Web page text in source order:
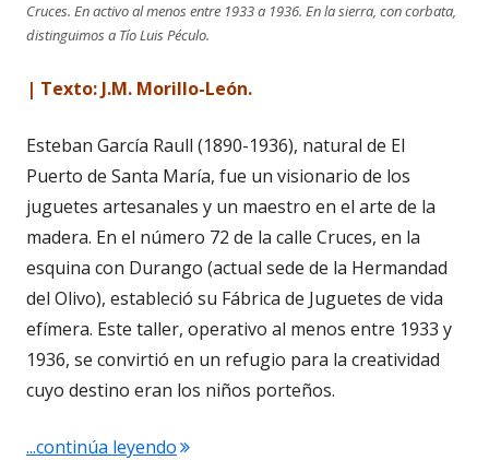
Cruces. En activo al menos entre 1933 a 1936. En la sierra, con corbata,
distinguimos a Tío Luis Péculo.
| Texto: J.M. Morillo-León.
Esteban García Raull (1890-1936), natural de El
Puerto de Santa María, fue un visionario de los
juguetes artesanales y un maestro en el arte de la
madera. En el número 72 de la calle Cruces, en la
esquina con Durango (actual sede de la Hermandad
del Olivo), estableció su Fábrica de Juguetes de vida
efímera. Este taller, operativo al menos entre 1933 y
1936, se convirtió en un refugio para la creatividad
cuyo destino eran los niños porteños.
...continúa leyendo"Esteban García Raull. La Fábrica de